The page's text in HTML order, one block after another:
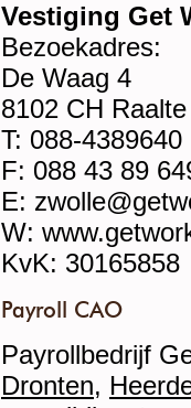
Vestiging Get
Bezoekadres:
De Waag 4
8102 CH Raalte
T: 088-4389640
F: 088 43 89
E:
W:
KvK: 30165858
Payroll CAO
Payrollbedrijf
Dronten,